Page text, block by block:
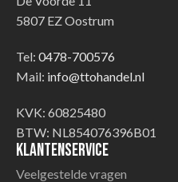
5807 EZ Oostrum
Tel: 0478-700576
Mail: info@ttohandel.nl
KVK: 60825480
BTW: NL854076396B01
Klantenservice
Veelgestelde vragen